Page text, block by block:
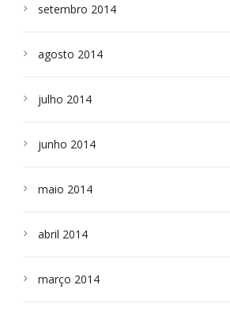
setembro 2014
agosto 2014
julho 2014
junho 2014
maio 2014
abril 2014
março 2014